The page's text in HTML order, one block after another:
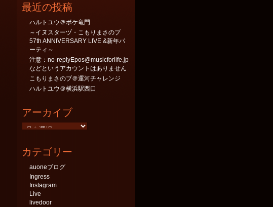
最近の投稿
ハルトユウ＠ボケ竜門
～イヌスターヅ・こもりまさのブ
57th ANNIVERSARY LIVE &新年パ
ーティ～
注意：no-replyEpos@musicforlife.jp
などというアカウントはありません
こもりまさのブ＠運河チャレンジ
ハルトユウ＠横浜駅西口
アーカイブ
イ
カテゴリー
auoneブログ
Ingress
Instagram
Live
livedoor